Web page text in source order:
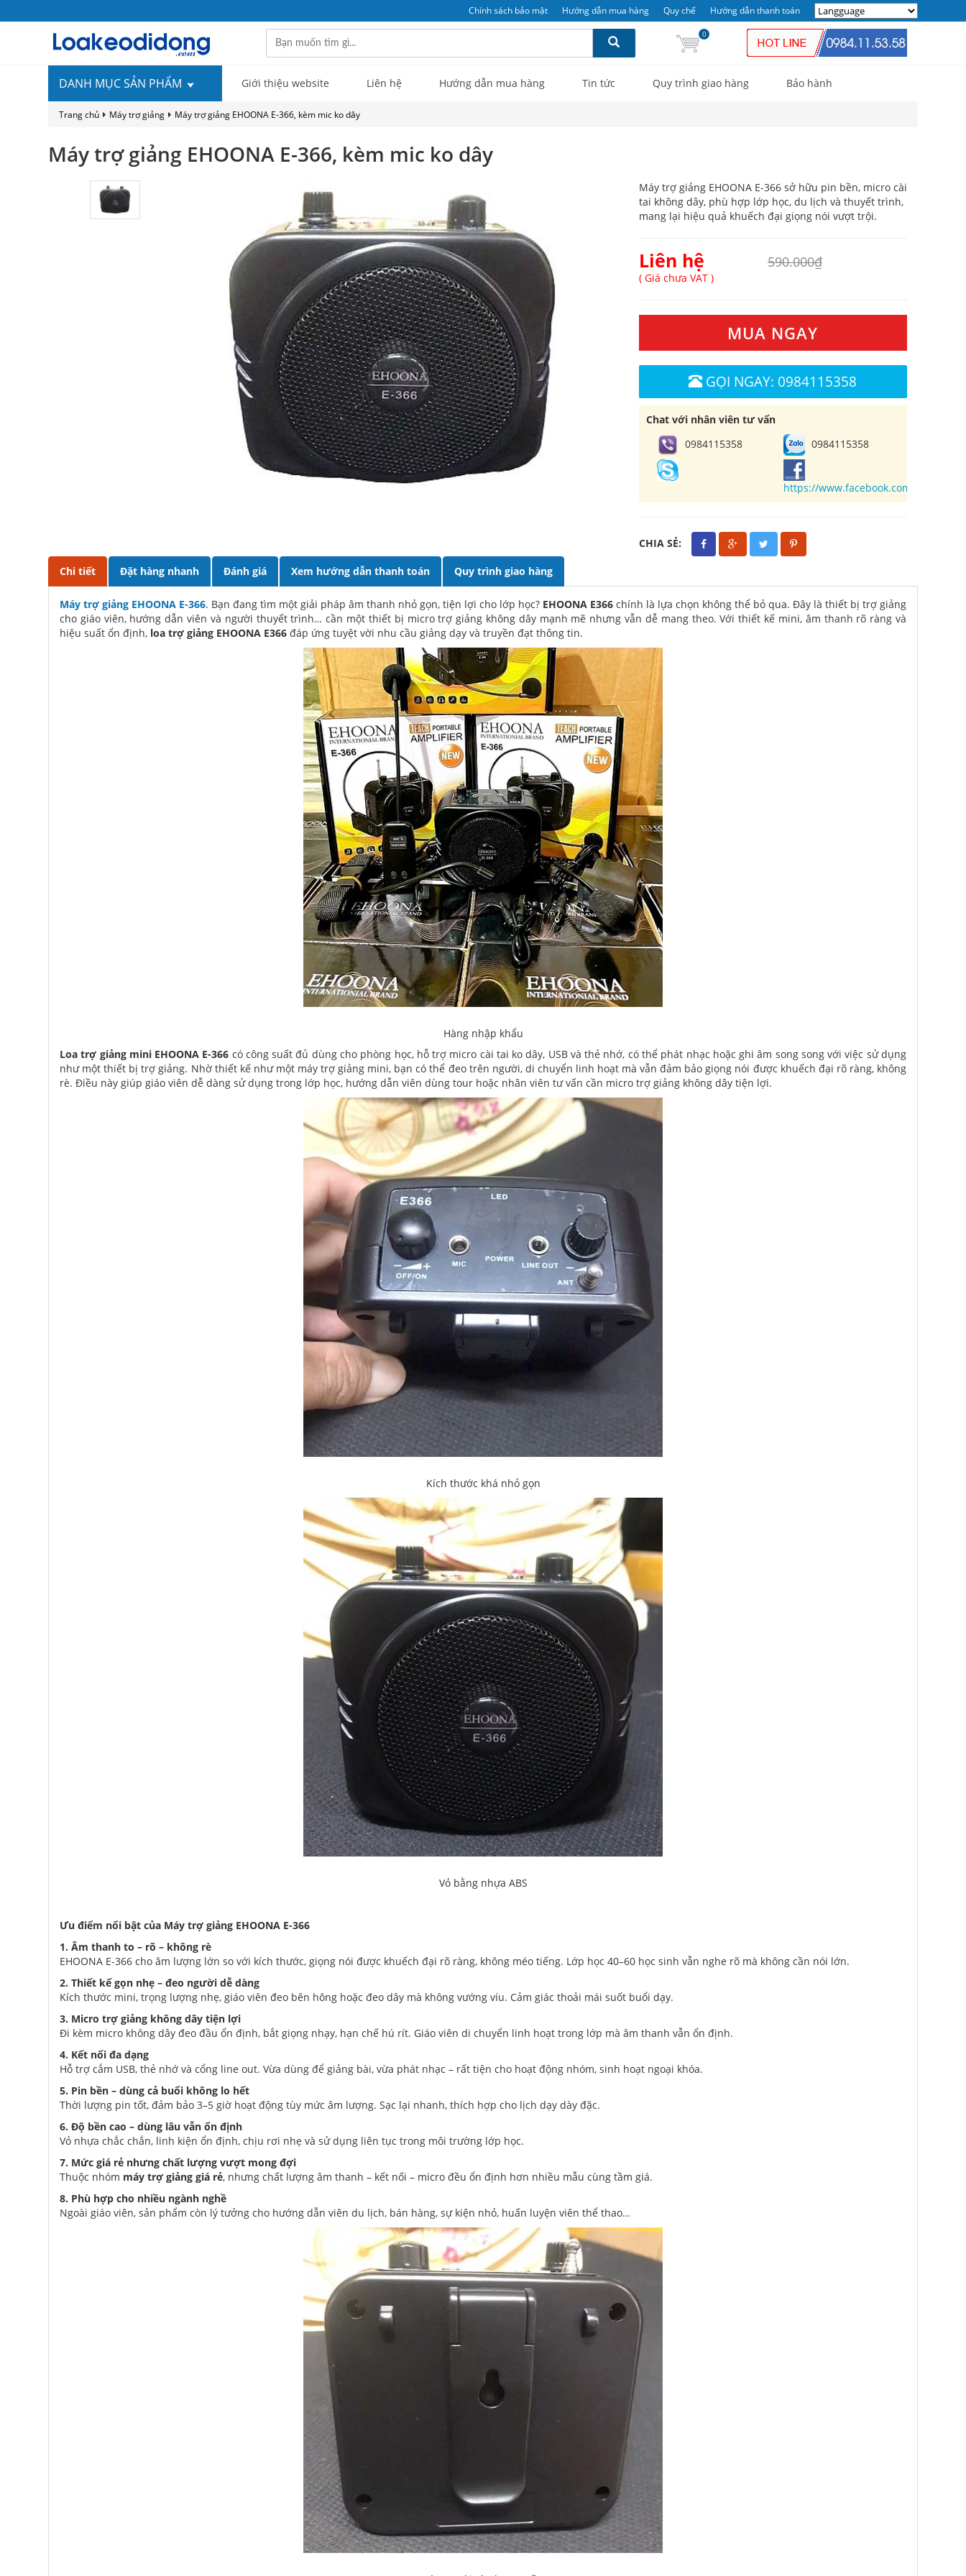
Chính sách bảo mật Hướng dẫn mua hàng Quy chế Hướng dẫn thanh toán
0
DANH MỤC SẢN PHẨM Giới thiệu website Liên hệ Hướng dẫn mua hàng Tin tức Quy trình giao hàng Bảo hành
Trang chủ Máy trợ giảng Máy trợ giảng EHOONA E-366, kèm mic ko dây
Máy trợ giảng EHOONA E-366, kèm mic ko dây
Máy trợ giảng EHOONA E-366 sở hữu pin bền, micro cài
tai không dây, phù hợp lớp học, du lịch và thuyết trình,
mang lại hiệu quả khuếch đại giọng nói vượt trội.
Liên hệ 590.000₫
( Giá chưa VAT )
MUA NGAY
GỌI NGAY: 0984115358
Chat với nhân viên tư vấn
0984115358
0984115358
https://www.facebook.com/
CHIA SẺ:
Chi tiết Đặt hàng nhanh Đánh giá Xem hướng dẫn thanh toán Quy trình giao hàng
Máy trợ giảng EHOONA E-366. Bạn đang tìm một giải pháp âm thanh nhỏ gọn, tiện lợi cho lớp học? EHOONA E366 chính là lựa chọn không thể bỏ qua. Đây là thiết bị trợ giảng
cho giáo viên, hướng dẫn viên và người thuyết trình… cần một thiết bị micro trợ giảng không dây mạnh mẽ nhưng vẫn dễ mang theo. Với thiết kế mini, âm thanh rõ ràng và
hiệu suất ổn định, loa trợ giảng EHOONA E366 đáp ứng tuyệt vời nhu cầu giảng dạy và truyền đạt thông tin.
Hàng nhập khẩu
Loa trợ giảng mini EHOONA E-366 có công suất đủ dùng cho phòng học, hỗ trợ micro cài tai ko dây, USB và thẻ nhớ, có thể phát nhạc hoặc ghi âm song song với việc sử dụng
như một thiết bị trợ giảng. Nhờ thiết kế như một máy trợ giảng mini, bạn có thể đeo trên người, di chuyển linh hoạt mà vẫn đảm bảo giọng nói được khuếch đại rõ ràng, không
rè. Điều này giúp giáo viên dễ dàng sử dụng trong lớp học, hướng dẫn viên dùng tour hoặc nhân viên tư vấn cần micro trợ giảng không dây tiện lợi.
Kích thước khá nhỏ gọn
Vỏ bằng nhựa ABS
Ưu điểm nổi bật của Máy trợ giảng EHOONA E-366
1. Âm thanh to – rõ – không rè
EHOONA E-366 cho âm lượng lớn so với kích thước, giọng nói được khuếch đại rõ ràng, không méo tiếng. Lớp học 40–60 học sinh vẫn nghe rõ mà không cần nói lớn.
2. Thiết kế gọn nhẹ – đeo người dễ dàng
Kích thước mini, trọng lượng nhẹ, giáo viên đeo bên hông hoặc đeo dây mà không vướng víu. Cảm giác thoải mái suốt buổi dạy.
3. Micro trợ giảng không dây tiện lợi
Đi kèm micro không dây đeo đầu ổn định, bắt giọng nhạy, hạn chế hú rít. Giáo viên di chuyển linh hoạt trong lớp mà âm thanh vẫn ổn định.
4. Kết nối đa dạng
Hỗ trợ cắm USB, thẻ nhớ và cổng line out. Vừa dùng để giảng bài, vừa phát nhạc – rất tiện cho hoạt động nhóm, sinh hoạt ngoại khóa.
5. Pin bền – dùng cả buổi không lo hết
Thời lượng pin tốt, đảm bảo 3–5 giờ hoạt động tùy mức âm lượng. Sạc lại nhanh, thích hợp cho lịch dạy dày đặc.
6. Độ bền cao – dùng lâu vẫn ổn định
Vỏ nhựa chắc chắn, linh kiện ổn định, chịu rơi nhẹ và sử dụng liên tục trong môi trường lớp học.
7. Mức giá rẻ nhưng chất lượng vượt mong đợi
Thuộc nhóm máy trợ giảng giá rẻ, nhưng chất lượng âm thanh – kết nối – micro đều ổn định hơn nhiều mẫu cùng tầm giá.
8. Phù hợp cho nhiều ngành nghề
Ngoài giáo viên, sản phẩm còn lý tưởng cho hướng dẫn viên du lịch, bán hàng, sự kiện nhỏ, huấn luyện viên thể thao…